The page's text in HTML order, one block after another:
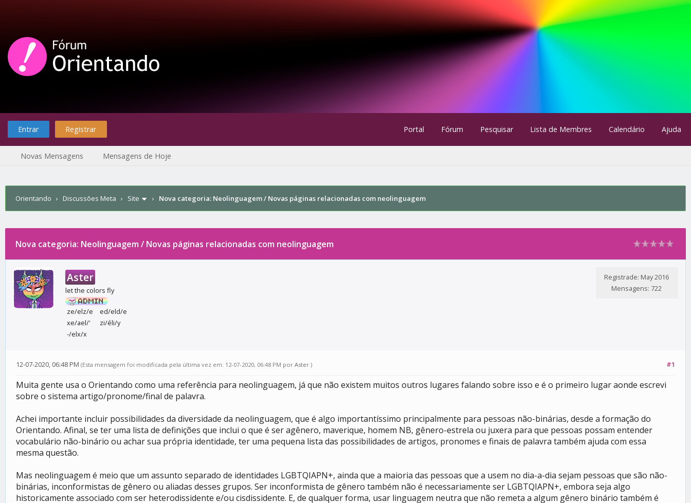
Entrar Registrar Portal Fórum Pesquisar Lista de Membres Calendário Ajuda
Novas Mensagens Mensagens de Hoje
Orientando › Discussões Meta › Site › Nova categoria: Neolinguagem / Novas páginas relacionadas com neolinguagem
0 votos - 0 média
1
2
3
4
5
Nova categoria: Neolinguagem / Novas páginas relacionadas com neolinguagem
Aster
let the colors fly
ze/elz/e
ed/eld/e
xe/ael/'
zi/éli/y
-/elx/x
Registrade: May 2016
Mensagens: 722
#1
12-07-2020, 06:48 PM (Esta mensagem foi modificada pela última vez em: 12-07-2020, 06:48 PM por Aster.)
Muita gente usa o Orientando como uma referência para neolinguagem, já que não existem muitos outros lugares falando sobre isso e é o primeiro lugar aonde escrevi
sobre o sistema artigo/pronome/final de palavra.
Achei importante incluir possibilidades da diversidade da neolinguagem, que é algo importantíssimo principalmente para pessoas não-binárias, desde a formação do
Orientando. Afinal, se ter uma lista de definições que inclui o que é ser agênero, maverique, homem NB, gênero-estrela ou juxera para que pessoas possam entender
vocabulário não-binário ou achar sua própria identidade, ter uma pequena lista das possibilidades de artigos, pronomes e finais de palavra também ajuda com essa
mesma questão.
Mas neolinguagem é meio que um assunto separado de identidades LGBTQIAPN+, ainda que a maioria das pessoas que a usem no dia-a-dia sejam pessoas que são não-
binárias, inconformistas de gênero ou aliadas desses grupos. Ser inconformista de gênero também não é necessariamente ser LGBTQIAPN+, embora seja algo
historicamente associado com ser heterodissidente e/ou cisdissidente. E, de qualquer forma, usar linguagem neutra que não remeta a algum gênero binário também é